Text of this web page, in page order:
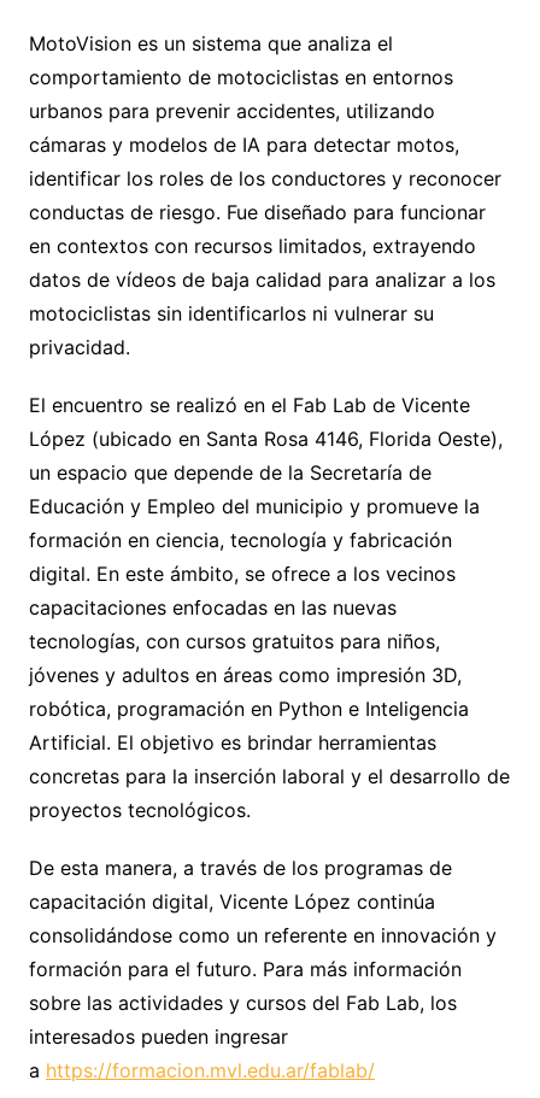
MotoVision es un sistema que analiza el
comportamiento de motociclistas en entornos
urbanos para prevenir accidentes, utilizando
cámaras y modelos de IA para detectar motos,
identificar los roles de los conductores y reconocer
conductas de riesgo. Fue diseñado para funcionar
en contextos con recursos limitados, extrayendo
datos de vídeos de baja calidad para analizar a los
motociclistas sin identificarlos ni vulnerar su
privacidad.
El encuentro se realizó en el Fab Lab de Vicente
López (ubicado en Santa Rosa 4146, Florida Oeste),
un espacio que depende de la Secretaría de
Educación y Empleo del municipio y promueve la
formación en ciencia, tecnología y fabricación
digital. En este ámbito, se ofrece a los vecinos
capacitaciones enfocadas en las nuevas
tecnologías, con cursos gratuitos para niños,
jóvenes y adultos en áreas como impresión 3D,
robótica, programación en Python e Inteligencia
Artificial. El objetivo es brindar herramientas
concretas para la inserción laboral y el desarrollo de
proyectos tecnológicos.
De esta manera, a través de los programas de
capacitación digital, Vicente López continúa
consolidándose como un referente en innovación y
formación para el futuro. Para más información
sobre las actividades y cursos del Fab Lab, los
interesados pueden ingresar
a https://formacion.mvl.edu.ar/fablab/